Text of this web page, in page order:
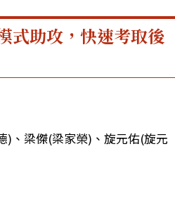
式助攻，快速考取後
) 、 梁傑(梁家榮) 、 旋元佑(旋元